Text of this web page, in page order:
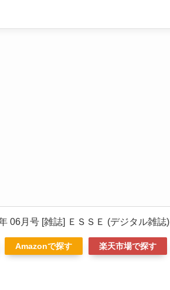
06月号 [雑誌] ＥＳＳＥ (デジタル雑誌)
Amazonで探す 楽天市場で探す